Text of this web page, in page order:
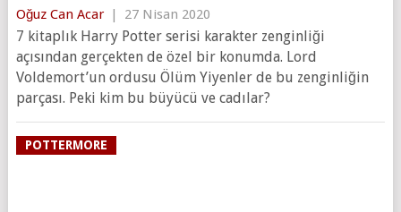
Oğuz Can Acar | 27 Nisan 2020
7 kitaplık Harry Potter serisi karakter zenginliği
açısından gerçekten de özel bir konumda. Lord
Voldemort’un ordusu Ölüm Yiyenler de bu zenginliğin
parçası. Peki kim bu büyücü ve cadılar?
POTTERMORE